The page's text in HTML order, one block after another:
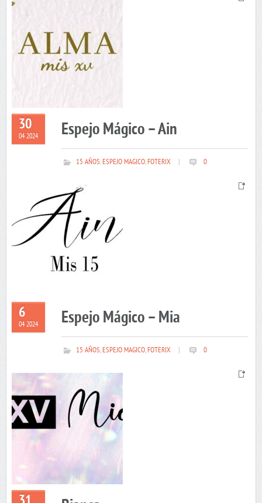
30
04 2024 Espejo Mágico – Ain
15 AÑOS,ESPEJO MAGICO,FOTERIX 0
6
04 2024 Espejo Mágico – Mia
15 AÑOS,ESPEJO MAGICO,FOTERIX 0